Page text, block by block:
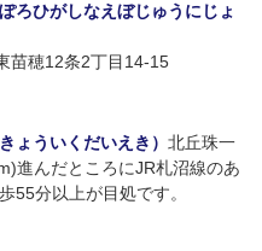
ろひがしなえぼじゅうにじょ
苗穂12条2丁目14-15
ょういくだいえき） 北丘珠一
進んだところにJR札沼線のあ
55分以上が目処です。